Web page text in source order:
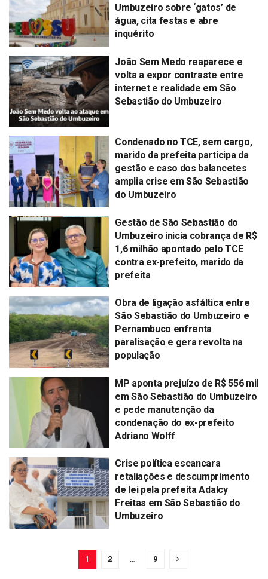
Umbuzeiro sobre ‘gatos’ de
água, cita festas e abre
inquérito
João Sem Medo reaparece e
volta a expor contraste entre
internet e realidade em São
Sebastião do Umbuzeiro
Condenado no TCE, sem cargo,
marido da prefeita participa da
gestão e caso dos balancetes
amplia crise em São Sebastião
do Umbuzeiro
Gestão de São Sebastião do
Umbuzeiro inicia cobrança de R$
1,6 milhão apontado pelo TCE
contra ex-prefeito, marido da
prefeita
Obra de ligação asfáltica entre
São Sebastião do Umbuzeiro e
Pernambuco enfrenta
paralisação e gera revolta na
população
MP aponta prejuízo de R$ 556 mil
em São Sebastião do Umbuzeiro
e pede manutenção da
condenação do ex-prefeito
Adriano Wolff
Crise política escancara
retaliações e descumprimento
de lei pela prefeita Adalcy
Freitas em São Sebastião do
Umbuzeiro
1 2 9